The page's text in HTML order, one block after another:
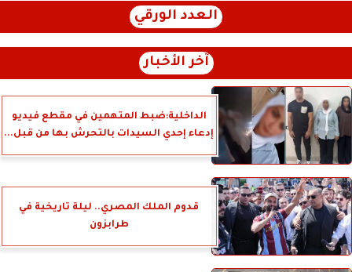
العدد الورقي
آخر الأخبار
الداخلية:ضبط المتهمين في مقطع فيديو
إدعاء إحدي السيدات بالتحرش بها من قبل...
قدوم الملك المصري.. ليلة تاريخية في
طرابزون